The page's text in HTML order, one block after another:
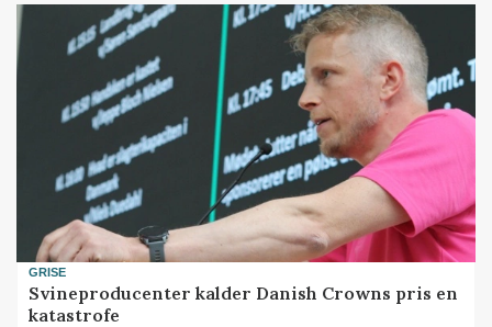
GRISE
Svineproducenter kalder Danish Crowns pris en
katastrofe